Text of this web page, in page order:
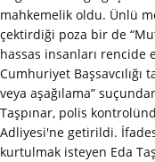
mahkemelik oldu. Ünlü
çektirdiği poza bir de
hassas insanları rencide
Cumhuriyet Başsavcılığı
veya aşağılama”
Taşpınar, polis
Adliyesi'ne getirildi.
kurtulmak isteyen Eda